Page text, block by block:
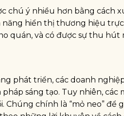
chú ý nhiều hơn bằng cách
hiển thị thương hiệu
quán, và có được sự thu hút
phát triển, các doanh
sáng tạo. Tuy nhiên,
Chúng chính là “mỏ neo” để